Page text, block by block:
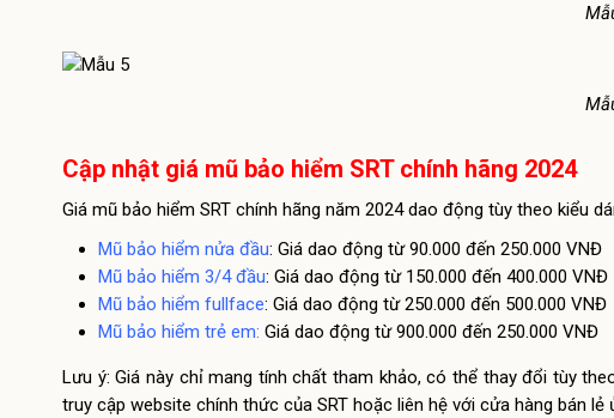
Cập nhật giá mũ bảo hiểm SRT chính hãng 2024
Giá mũ bảo hiểm SRT chính hãng năm 2024 dao động tùy theo kiểu
Mũ bảo hiểm nửa đầu: Giá dao động từ 90.000 đến 250.000 VNĐ
Mũ bảo hiểm 3/4 đầu: Giá dao động từ 150.000 đến 400.000 VNĐ
Mũ bảo hiểm fullface: Giá dao động từ 250.000 đến 500.000 VNĐ
Mũ bảo hiểm trẻ em: Giá dao động từ 900.000 đến 250.000 VNĐ
Lưu ý: Giá này chỉ mang tính chất tham khảo, có thể thay đổi tùy
truy cập website chính thức của SRT hoặc liên hệ với cửa hàng bán lẻ